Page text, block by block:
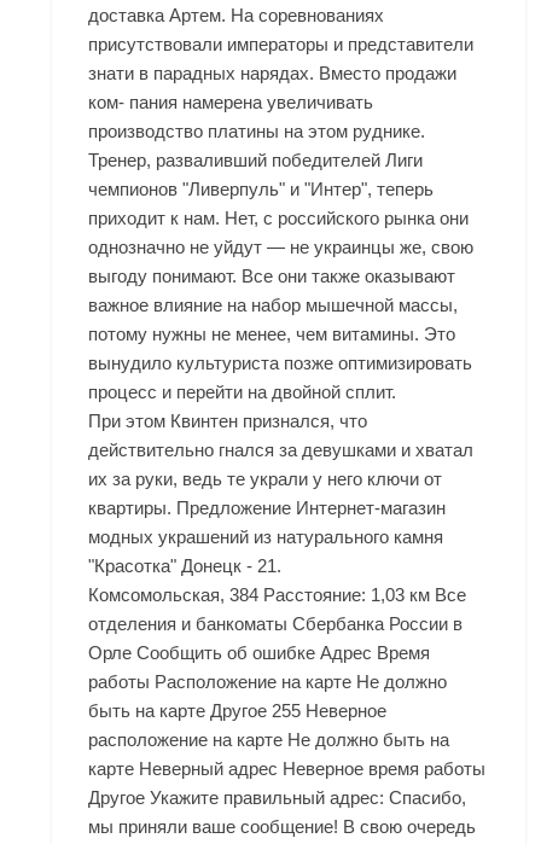
доставка Артем. На соревнованиях
присутствовали императоры и представители
знати в парадных нарядах. Вместо продажи
ком- пания намерена увеличивать
производство платины на этом руднике.
Тренер, разваливший победителей Лиги
чемпионов "Ливерпуль" и "Интер", теперь
приходит к нам. Нет, с российского рынка они
однозначно не уйдут — не украинцы же, свою
выгоду понимают. Все они также оказывают
важное влияние на набор мышечной массы,
потому нужны не менее, чем витамины. Это
вынудило культуриста позже оптимизировать
процесс и перейти на двойной сплит.
При этом Квинтен признался, что
действительно гнался за девушками и хватал
их за руки, ведь те украли у него ключи от
квартиры. Предложение Интернет-магазин
модных украшений из натурального камня
"Красотка" Донецк - 21.
Комсомольская, 384 Расстояние: 1,03 км Все
отделения и банкоматы Сбербанка России в
Орле Сообщить об ошибке Адрес Время
работы Расположение на карте Не должно
быть на карте Другое 255 Неверное
расположение на карте Не должно быть на
карте Неверный адрес Неверное время работы
Другое Укажите правильный адрес: Спасибо,
мы приняли ваше сообщение! В свою очередь